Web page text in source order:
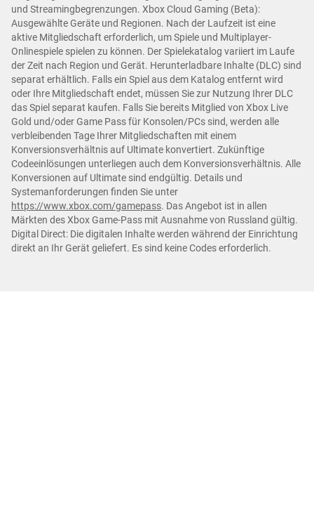
und Streamingbegrenzungen. Xbox Cloud Gaming (Beta):
Ausgewählte Geräte und Regionen. Nach der Laufzeit ist eine
aktive Mitgliedschaft erforderlich, um Spiele und Multiplayer-
Onlinespiele spielen zu können. Der Spielekatalog variiert im Laufe
der Zeit nach Region und Gerät. Herunterladbare Inhalte (DLC) sind
separat erhältlich. Falls ein Spiel aus dem Katalog entfernt wird
oder Ihre Mitgliedschaft endet, müssen Sie zur Nutzung Ihrer DLC
das Spiel separat kaufen. Falls Sie bereits Mitglied von Xbox Live
Gold und/oder Game Pass für Konsolen/PCs sind, werden alle
verbleibenden Tage Ihrer Mitgliedschaften mit einem
Konversionsverhältnis auf Ultimate konvertiert. Zukünftige
Codeeinlösungen unterliegen auch dem Konversionsverhältnis. Alle
Konversionen auf Ultimate sind endgültig. Details und
Systemanforderungen finden Sie unter
https://www.xbox.com/gamepass. Das Angebot ist in allen
Märkten des Xbox Game-Pass mit Ausnahme von Russland gültig.
Digital Direct: Die digitalen Inhalte werden während der Einrichtung
direkt an Ihr Gerät geliefert. Es sind keine Codes erforderlich.